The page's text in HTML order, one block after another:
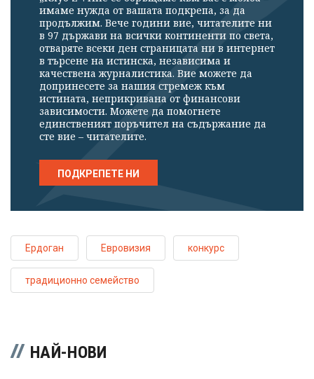
имаме нужда от вашата подкрепа, за да
продължим. Вече години вие, читателите ни
в 97 държави на всички континенти по света,
отваряте всеки ден страницата ни в интернет
в търсене на истинска, независима и
качествена журналистика. Вие можете да
допринесете за нашия стремеж към
истината, неприкривана от финансови
зависимости. Можете да помогнете
единственият поръчител на съдържание да
сте вие – читателите.
ПОДКРЕПЕТЕ НИ
Ердоган Евровизия конкурс
традиционно семейство
НАЙ-НОВИ